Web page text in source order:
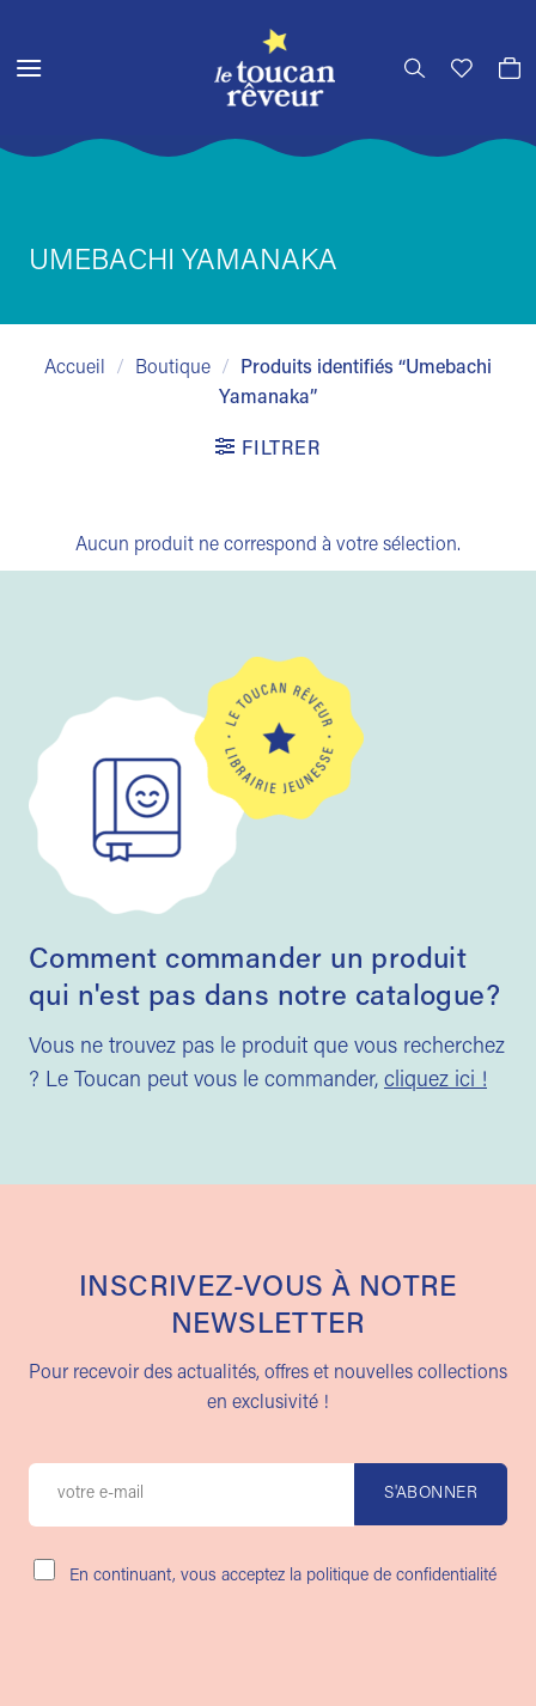
contenu
UMEBACHI YAMANAKA
Accueil / Boutique /
Produits identifiés “Umebachi
Yamanaka”
FILTRER
Aucun produit ne correspond à votre sélection.
Comment commander un produit
qui n'est pas dans notre catalogue?
Vous ne trouvez pas le produit que vous recherchez
? Le Toucan peut vous le commander, cliquez ici !
INSCRIVEZ-VOUS À NOTRE
NEWSLETTER
Pour recevoir des actualités, offres et nouvelles collections
en exclusivité !
En continuant, vous acceptez la politique de confidentialité